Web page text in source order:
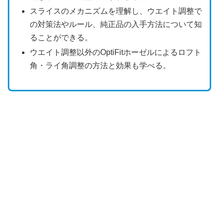
スライスのメカニズムを理解し、ウエイト調整で
の対策法やルール、純正品の入手方法について知
ることができる。
ウエイト調整以外のOptiFitホーゼルによるロフト
角・ライ角調整の方法と効果も学べる。